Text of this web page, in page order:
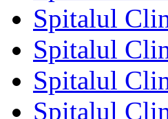
Spitalul
Spitalul
Spitalul
Spitalul